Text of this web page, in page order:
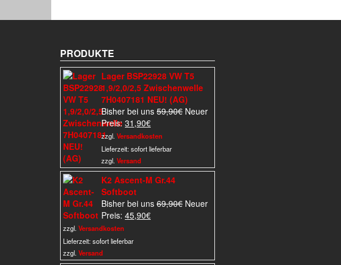
PRODUKTE
Lager BSP22928 VW T5
1,9/2,0/2,5 Zwischenwelle
7H0407181 NEU! (AG)
Bisher bei uns 59,90€ Ursprünglicher
Neuer
Preis: 31,90€Aktueller
Preis
ist:
zzgl. Versandkosten
Lieferzeit:sofort lieferbar
zzgl. Versand
K2 Ascent-M Gr.44
Softboot
Bisher bei uns 69,90€ Ursprünglicher
Neuer
Preis: 45,90€Aktueller
zzgl. Versandkosten
Lieferzeit:sofort lieferbar
zzgl. Versand